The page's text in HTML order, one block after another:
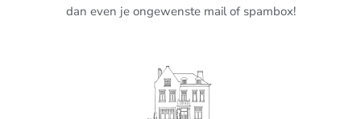
dan even je ongewenste mail of spambox!